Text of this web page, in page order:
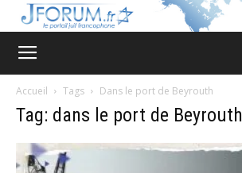
Accueil Tags Dans le port de Beyrouth
Tag: dans le port de Beyrouth